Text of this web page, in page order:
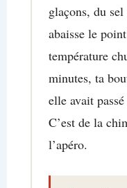
glaçons, du
abaisse le
température
minutes, ta
elle avait
C’est de la
l’apéro.